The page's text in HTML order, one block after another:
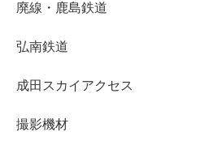
廃線・鹿島鉄道
弘南鉄道
成田スカイアクセス
撮影機材